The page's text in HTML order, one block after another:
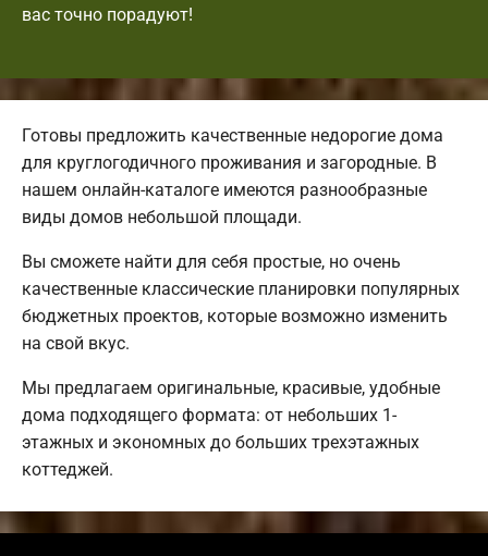
вас точно порадуют!
Готовы предложить качественные недорогие дома
для круглогодичного проживания и загородные. В
нашем онлайн-каталоге имеются разнообразные
виды домов небольшой площади.
Вы сможете найти для себя простые, но очень
качественные классические планировки популярных
бюджетных проектов, которые возможно изменить
на свой вкус.
Мы предлагаем оригинальные, красивые, удобные
дома подходящего формата: от небольших 1-
этажных и экономных до больших трехэтажных
коттеджей.